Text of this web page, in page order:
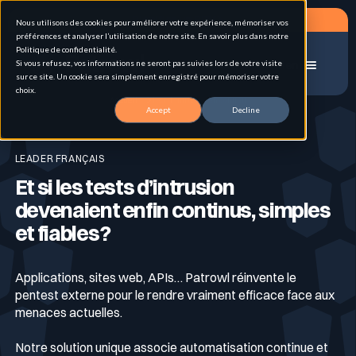
Nous utilisons des cookies pour améliorer votre expérience, mémoriser vos
préférences et analyser l’utilisation de notre site. En savoir plus dans notre
Politique de confidentialité.
Si vous refusez, vos informations ne seront pas suivies lors de votre visite
sur ce site. Un cookie sera simplement enregistré pour mémoriser votre
choix.
Accept Decline
Gestion de la surface d'attaque externe (EASM)
Cas d'usage
Ressources
Planifier un RDV
Menu
Accueil Test d’intrusion en continu
LEADER FRANÇAIS
Et si les tests d’intrusion
devenaient enfin continus, simples
et fiables ?
Applications, sites web, APIs… Patrowl réinvente le
pentest externe pour le rendre vraiment efficace face aux
menaces actuelles.
Notre solution unique associe automatisation continue et